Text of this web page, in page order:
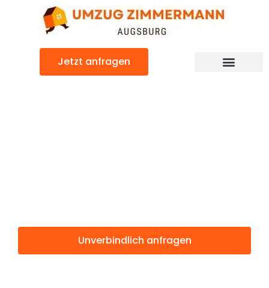
Jetzt anfragen
Unverbindlich anfragen